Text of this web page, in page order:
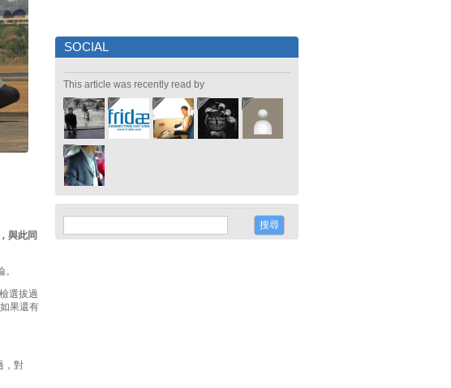
與此同
選拔過
果還有
，對
SOCIAL
This article was recently read by